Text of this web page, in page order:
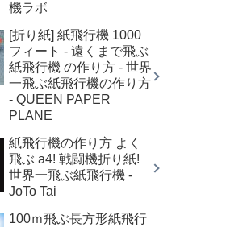
機ラボ
[折り紙] 紙飛行機 1000
フィート - 遠くまで飛ぶ
紙飛行機 の作り方 - 世界
一飛ぶ紙飛行機の作り方
- QUEEN PAPER
PLANE
紙飛行機の作り方 よく
飛ぶ a4! 戦闘機折り紙!
世界一飛ぶ紙飛行機 -
JoTo Tai
100ｍ飛ぶ長方形紙飛行